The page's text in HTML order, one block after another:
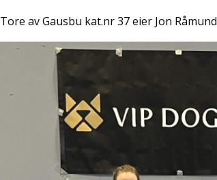
Tore av Gausbu kat.nr 37 eier Jon